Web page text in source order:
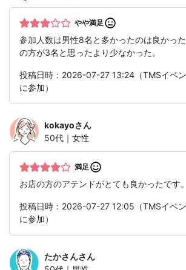
やや満足
参加人数は男性8名と多かったのは良かっ
の方が3名と思ったより少なかった。
投稿日時：2026-07-27 13:24（TMSイベ
に参加）
kokayoさん
50代｜女性
満足
お店の方のアテンドがとても良かったです。
投稿日時：2026-07-27 12:05（TMSイベ
に参加）
たかさんさん